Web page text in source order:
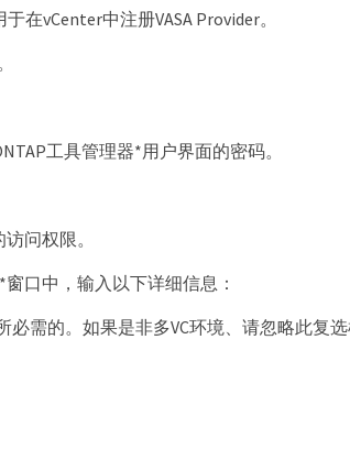
在vCenter中注册VASA Provider。
工具管理器*用户界面的密码。
问权限。
口中，输入以下详细信息：
必需的。如果是非多VC环境、请忽略此复